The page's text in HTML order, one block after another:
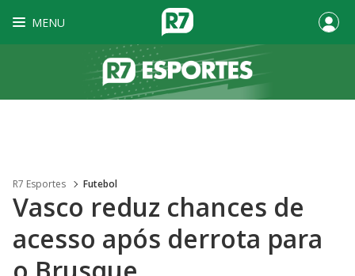
MENU
R7 Esportes Futebol
Vasco reduz chances de
acesso após derrota para